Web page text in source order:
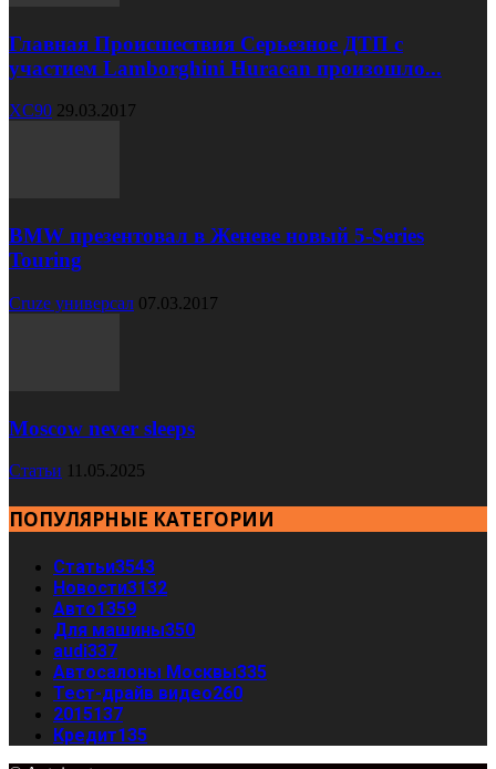
Главная Происшествия Серьезное ДТП с
участием Lamborghini Huracan произошло...
XC90 29.03.2017
BMW презентовал в Женеве новый 5-Series
Touring
Cruze универсал 07.03.2017
Moscow never sleeps
Статьи 11.05.2025
ПОПУЛЯРНЫЕ КАТЕГОРИИ
Статьи3543
Новости3132
Авто1359
Для машины350
audi337
Автосалоны Москвы335
Тест-драйв видео260
2015137
Кредит135